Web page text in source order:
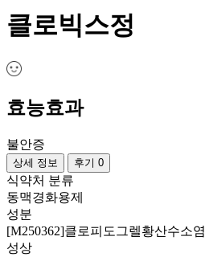
클로빅스정
효능효과
불안증
상세 정보 후기 0
식약처 분류
동맥경화용제
성분
[M250362]클로피도그렐황산수소염
성상